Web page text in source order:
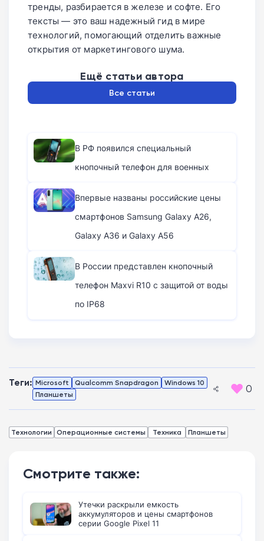
тренды, разбирается в железе и софте. Его
тексты — это ваш надежный гид в мире
технологий, помогающий отделить важные
открытия от маркетингового шума.
Ещё статьи автора
Все статьи
В РФ появился специальный
кнопочный телефон для военных
Впервые названы российские цены
смартфонов Samsung Galaxy A26,
Galaxy A36 и Galaxy A56
В России представлен кнопочный
телефон Maxvi R10 с защитой от воды
по IP68
Теги: Microsoft Qualcomm Snapdragon
Windows 10
Планшеты
0
Технологии Операционные системы Техника Планшеты
Смотрите также:
Утечки раскрыли емкость
аккумуляторов и цены смартфонов
серии Google Pixel 11